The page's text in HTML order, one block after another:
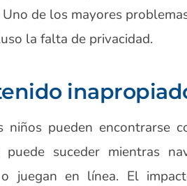
de los mayores
la falta de privacidad.
pueden encontrarse
suceder mientras
o juegan en línea. El